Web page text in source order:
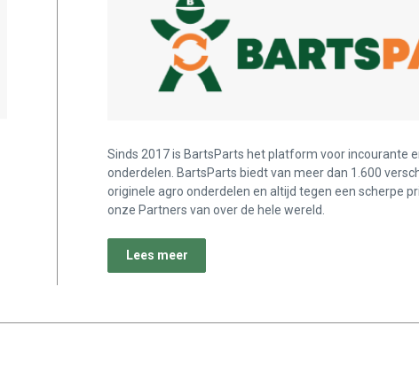
Sinds 2017 is BartsParts het platform voor incourante
onderdelen. BartsParts biedt van meer dan 1.600
originele agro onderdelen en altijd tegen een scherpe
onze Partners van over de hele wereld.
Lees meer